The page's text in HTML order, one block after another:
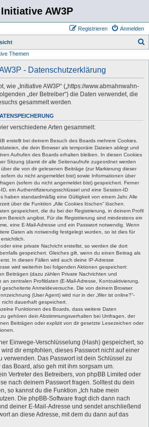
Initiative AW3P
Anmelden
Registrieren
Themen
- Datenschutzerklärung
wie „Initiative AW3P“ („https://www.abmahnwahn-
„der Betreiber“) die Daten verwendet, die
gesammelt werden.
verschiedene Arten gesammelt:
erstellt bei deinem Besuch des Boards mehrere Cookies.
die dein Browser als temporäre Dateien ablegt und
Aufrufen des Boards erhalten bleiben. In diesen Cookies
Sitzung (damit dir alle Seitenaufrufe zugeordnet werden
die von dir gelesenen Beiträge (zur Markierung dieser
du nicht angemeldet bist) sowie Informationen über
(sofern du nicht angemeldet bist) gespeichert. Ferner
ein Authentifizierungsschlüssel und eine Session-ID
haben standardmäßig eine Gültigkeit von einem Jahr. Alle
über die Funktion „Alle Cookies löschen“ löschen.
gespeichert, die du bei der Registrierung, in deinem Profil
Bereich angibst. Für die Registrierung sind mindestens ein
eine E-Mail-Adresse und ein Passwort notwendig. Wenn
Daten als notwendig festgelegt wurden, so ist dies für
eine private Nachricht erstellst, so werden die dort
gespeichert. Gleiches gilt, wenn du einen Beitrag als
In diesen Fällen wird auch deine IP-Adresse
wird weiterhin bei folgenden Aktionen gespeichert:
Beiträgen (dazu zählen Private Nachrichten und
an zentralen Profildaten (E-Mail-Adresse, Kontoaktivierung,
gescheiterte Anmeldeversuche. Die von deinem Browser
(User Agent) wird nur in der „Wer ist online?“-
dauerhaft gespeichert.
Funktionen des Boards, dass weitere Daten
gehören dein Abstimmungsverhalten bei Umfragen, der
Beiträgen oder explizit von dir gesetzte Lesezeichen oder
Einwege-Verschlüsselung (Hash) gespeichert, so
dir empfohlen, dieses Passwort nicht auf einer
verwenden. Das Passwort ist dein Schlüssel zu
Board, also geh mit ihm sorgsam um.
Vertreter des Betreibers, von phpBB Limited oder
nach deinem Passwort fragen. Solltest du dein
so kannst du die Funktion „Ich habe mein
Die phpBB-Software fragt dich dann nach
deiner E-Mail-Adresse und sendet anschließend
an diese Adresse, mit dem du dann auf das